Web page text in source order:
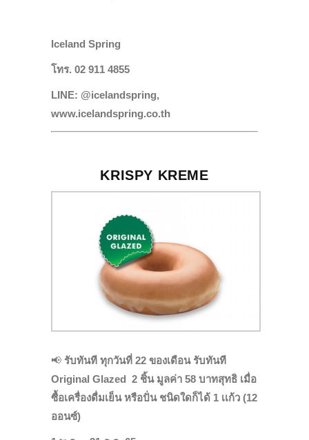
Iceland Spring
โทร. 02 911 4855
LINE: @icelandspring,
www.icelandspring.co.th
KRISPY KREME
📢 รับทันที ทุกวันที่ 22 ของเดือน รับทันที
Original Glazed 2 ชิ้น มูลค่า 58 บาทสุทธิ เมื่อ
ซื้อเครื่องดื่มเย็น หรือปั่น ชนิดใดก็ได้ 1 เเก้ว (12
ออนซ์)